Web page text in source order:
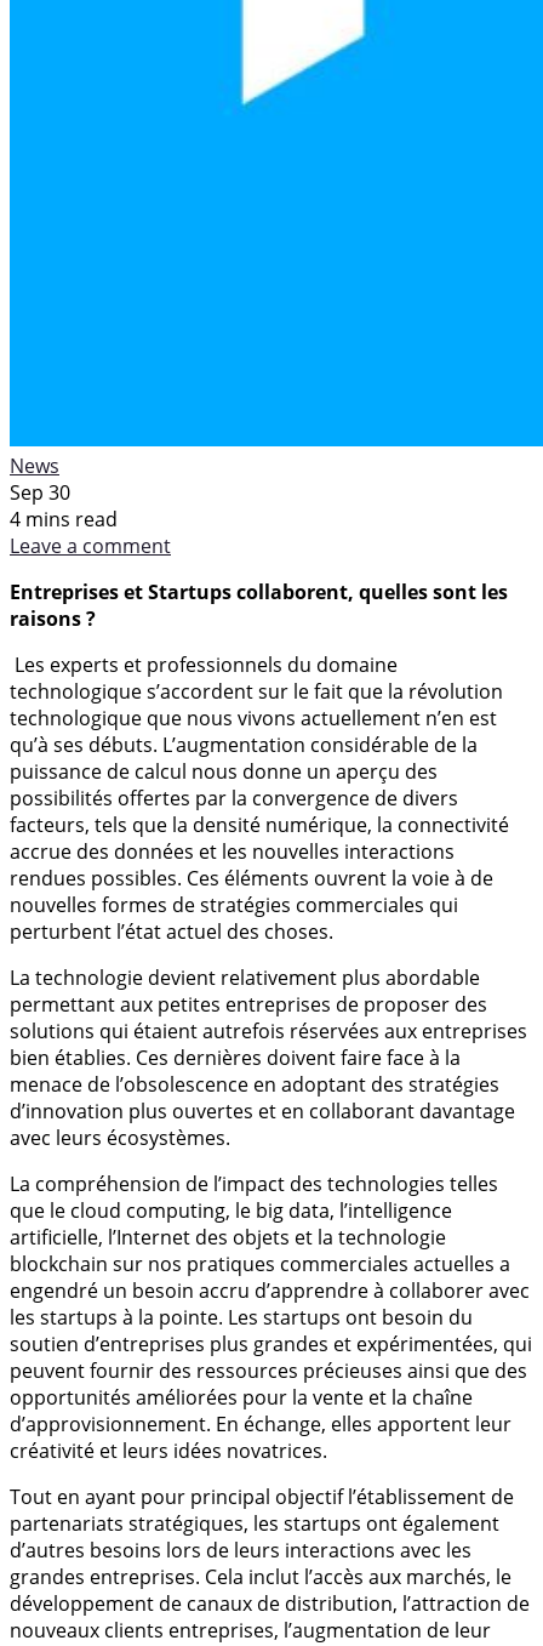
News
Sep 30
4 mins read
Leave a comment
Entreprises et Startups collaborent, quelles sont les
raisons ?
Les experts et professionnels du domaine
technologique s’accordent sur le fait que la révolution
technologique que nous vivons actuellement n’en est
qu’à ses débuts. L’augmentation considérable de la
puissance de calcul nous donne un aperçu des
possibilités offertes par la convergence de divers
facteurs, tels que la densité numérique, la connectivité
accrue des données et les nouvelles interactions
rendues possibles. Ces éléments ouvrent la voie à de
nouvelles formes de stratégies commerciales qui
perturbent l’état actuel des choses.
La technologie devient relativement plus abordable
permettant aux petites entreprises de proposer des
solutions qui étaient autrefois réservées aux entreprises
bien établies. Ces dernières doivent faire face à la
menace de l’obsolescence en adoptant des stratégies
d’innovation plus ouvertes et en collaborant davantage
avec leurs écosystèmes.
La compréhension de l’impact des technologies telles
que le cloud computing, le big data, l’intelligence
artificielle, l’Internet des objets et la technologie
blockchain sur nos pratiques commerciales actuelles a
engendré un besoin accru d’apprendre à collaborer avec
les startups à la pointe. Les startups ont besoin du
soutien d’entreprises plus grandes et expérimentées, qui
peuvent fournir des ressources précieuses ainsi que des
opportunités améliorées pour la vente et la chaîne
d’approvisionnement. En échange, elles apportent leur
créativité et leurs idées novatrices.
Tout en ayant pour principal objectif l’établissement de
partenariats stratégiques, les startups ont également
d’autres besoins lors de leurs interactions avec les
grandes entreprises. Cela inclut l’accès aux marchés, le
développement de canaux de distribution, l’attraction de
nouveaux clients entreprises, l’augmentation de leur